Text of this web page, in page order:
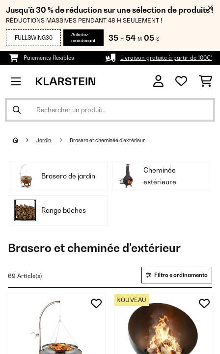
Jusqu’à 30 % de réduction sur une sélection de produits !
RÉDUCTIONS MASSIVES PENDANT 48 H SEULEMENT !
FULLSWING30
Achetez
maintenant
35 H 54 M 04 S
Paiements flexibles Livraison gratuite à partir de 100€*
Jardin Brasero et cheminée d'extérieur
Brasero de jardin
Cheminée
extérieure
Range bûches
Brasero et cheminée d'extérieur
69 Article(s) Filtro e ordinamento
NOUVEAU